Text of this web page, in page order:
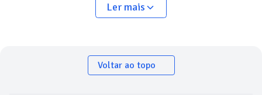
Ler mais
Voltar ao topo